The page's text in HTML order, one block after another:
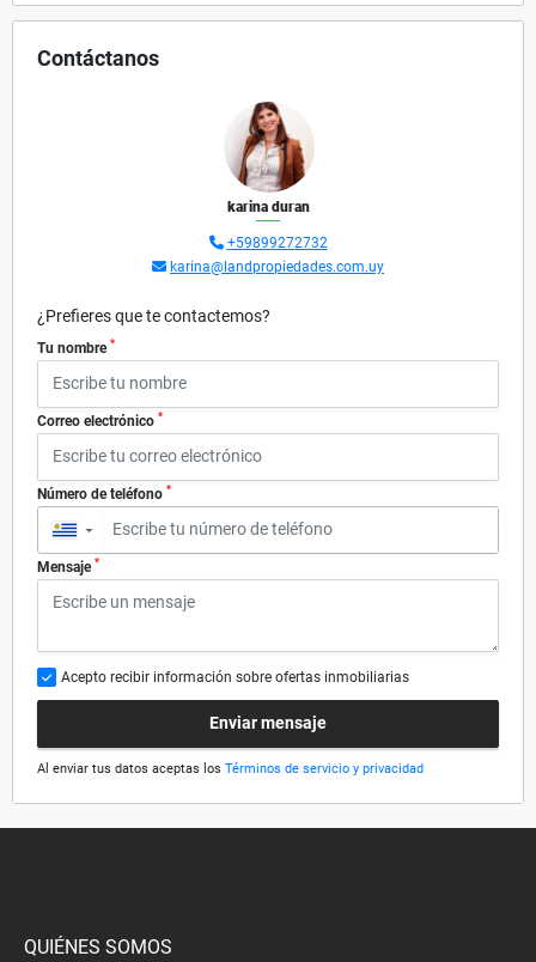
Contáctanos
karina duran
+59899272732
karina@landpropiedades.com.uy
¿Prefieres que te contactemos?
Tu nombre *
Correo electrónico *
Número de teléfono *
▼
Mensaje *
Acepto recibir información sobre ofertas inmobiliarias
Enviar mensaje
Al enviar tus datos aceptas los Términos de servicio y privacidad
QUIÉNES SOMOS